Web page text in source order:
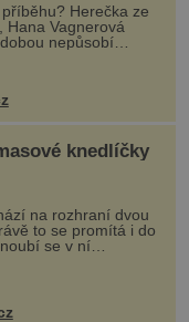
Herečka ze
Hana Vagnerová
nepůsobí
knedlíčky
na rozhraní dvou
to se promítá i do
se v ní
chutě a díky tomu
st...